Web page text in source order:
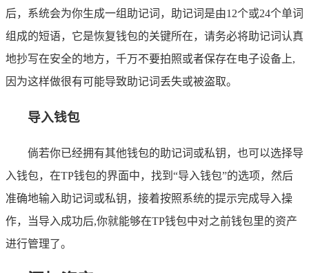
后，系统会为你生成一组助记词，助记词是由12个或24个单词
组成的短语，它是恢复钱包的关键所在，请务必将助记词认真
地抄写在安全的地方，千万不要拍照或者保存在电子设备上,
因为这样做很有可能导致助记词丢失或被盗取。
导入钱包
倘若你已经拥有其他钱包的助记词或私钥，也可以选择导
入钱包，在TP钱包的界面中，找到“导入钱包”的选项，然后
准确地输入助记词或私钥，接着按照系统的提示完成导入操
作，当导入成功后,你就能够在TP钱包中对之前钱包里的资产
进行管理了。